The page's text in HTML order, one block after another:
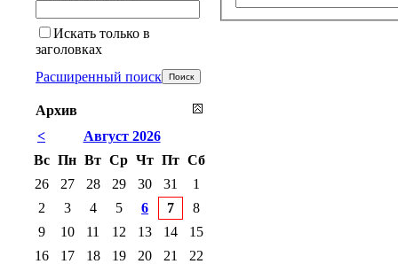
Искать только в
заголовках
Расширенный поиск
Архив
<
Август 2026
Вс Пн Вт Ср Чт Пт Сб
26
27 28 29 30 31
1
2
3 4 5 6 7
8
9
10 11 12 13 14
15
16
17 18 19 20 21
22